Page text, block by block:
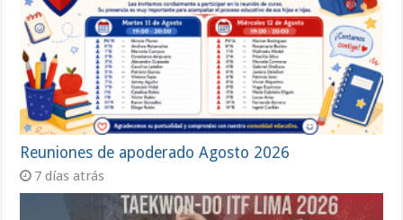
Reuniones de apoderado Agosto 2026
7 días atrás